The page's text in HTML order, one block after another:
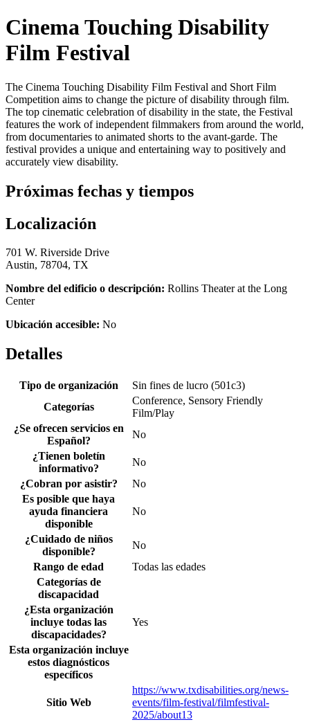
Cinema Touching Disability
Film Festival
The Cinema Touching Disability Film Festival and Short Film
Competition aims to change the picture of disability through film.
The top cinematic celebration of disability in the state, the Festival
features the work of independent filmmakers from around the world,
from documentaries to animated shorts to the avant-garde. The
festival provides a unique and entertaining way to positively and
accurately view disability.
Próximas fechas y tiempos
Localización
701 W. Riverside Drive
Austin, 78704, TX
Nombre del edificio o descripción: Rollins Theater at the Long
Center
Ubicación accesible: No
Detalles
Tipo de organización
Sin fines de lucro (501c3)
Categorías
Conference, Sensory Friendly
Film/Play
¿Se ofrecen servicios en
Español?
No
¿Tienen boletín
informativo?
No
¿Cobran por asistir?
No
Es posible que haya
ayuda financiera
disponible
No
¿Cuidado de niños
disponible?
No
Rango de edad
Todas las edades
Categorías de
discapacidad
¿Esta organización
incluye todas las
discapacidades?
Yes
Esta organización incluye
estos diagnósticos
específicos
Sitio Web
https://www.txdisabilities.org/news-
events/film-festival/filmfestival-
2025/about13